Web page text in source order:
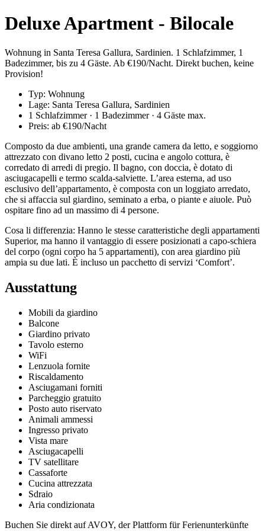
Deluxe Apartment - Bilocale
Wohnung in Santa Teresa Gallura, Sardinien. 1 Schlafzimmer, 1
Badezimmer, bis zu 4 Gäste. Ab €190/Nacht. Direkt buchen, keine
Provision!
Typ: Wohnung
Lage: Santa Teresa Gallura, Sardinien
1 Schlafzimmer · 1 Badezimmer · 4 Gäste max.
Preis: ab €190/Nacht
Composto da due ambienti, una grande camera da letto, e soggiorno
attrezzato con divano letto 2 posti, cucina e angolo cottura, è
corredato di arredi di pregio. Il bagno, con doccia, è dotato di
asciugacapelli e termo scalda-salviette. L’area esterna, ad uso
esclusivo dell’appartamento, è composta con un loggiato arredato,
che si affaccia sul giardino, seminato a erba, o piante e aiuole. Può
ospitare fino ad un massimo di 4 persone.
Cosa li differenzia: Hanno le stesse caratteristiche degli appartamenti
Superior, ma hanno il vantaggio di essere posizionati a capo-schiera
del corpo (ogni corpo ha 5 appartamenti), con area giardino più
ampia su due lati. È incluso un pacchetto di servizi ‘Comfort’.
Ausstattung
Mobili da giardino
Balcone
Giardino privato
Tavolo esterno
WiFi
Lenzuola fornite
Riscaldamento
Asciugamani forniti
Parcheggio gratuito
Posto auto riservato
Animali ammessi
Ingresso privato
Vista mare
Asciugacapelli
TV satellitare
Cassaforte
Cucina attrezzata
Sdraio
Aria condizionata
Buchen Sie direkt auf AVOY, der Plattform für Ferienunterkünfte